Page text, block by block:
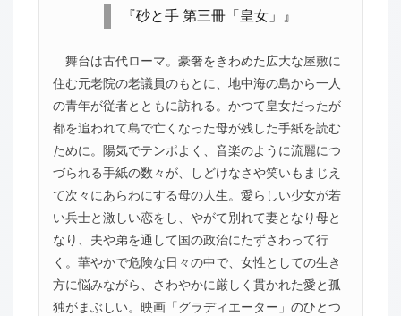
『砂と手 第三冊「皇女」』
舞台は古代ローマ。豪奢をきわめた広大な屋敷に
住む元老院の老議員のもとに、地中海の島から一人
の青年が従者とともに訪れる。かつて皇女だったが
都を追われて島で亡くなった母が残した手紙を読む
ために。陽気でテンポよく、音楽のように流麗につ
づられる手紙の数々が、しどけなさや笑いもまじえ
て次々にあらわにする母の人生。愛らしい少女が若
い兵士と激しい恋をし、やがて別れて妻となり母と
なり、夫や弟を通して国の政治にたずさわって行
く。華やかで危険な日々の中で、女性としての生き
方に悩みながら、さわやかに厳しく貫かれた愛と孤
独がまぶしい。映画「グラディエーター」のひとつ